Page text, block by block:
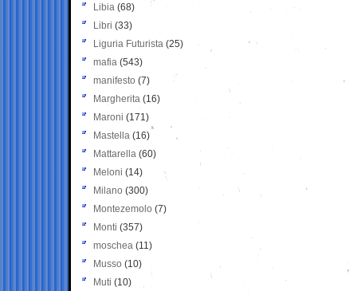
Libia (68)
Libri (33)
Liguria Futurista (25)
mafia (543)
manifesto (7)
Margherita (16)
Maroni (171)
Mastella (16)
Mattarella (60)
Meloni (14)
Milano (300)
Montezemolo (7)
Monti (357)
moschea (11)
Musso (10)
Muti (10)